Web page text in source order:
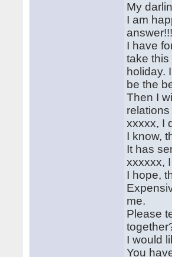
My
I am
answer!!!
I have
take
holiday.
be the
Then I
xxxxx, I
I know,
It has
xxxxxx,
I hope,
me.
Please
I would
You